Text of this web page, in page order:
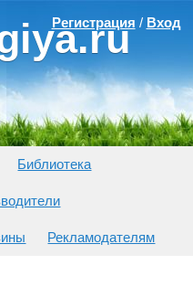
Регистрация / Вход
Библиотека
Рекламодателям